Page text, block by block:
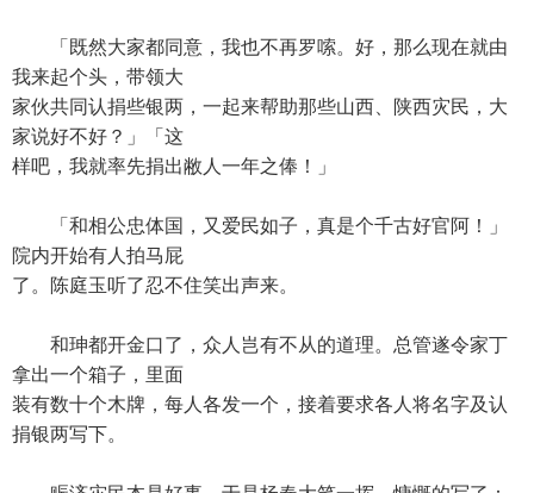
「既然大家都同意，我也不再罗嗦。好，那么现在就由
我来起个头，带领大
家伙共同认捐些银两，一起来帮助那些山西、陕西灾民，大
家说好不好？」「这
样吧，我就率先捐出敝人一年之俸！」
「和相公忠体国，又爱民如子，真是个千古好官阿！」
院内开始有人拍马屁
了。陈庭玉听了忍不住笑出声来。
和珅都开金口了，众人岂有不从的道理。总管遂令家丁
拿出一个箱子，里面
装有数十个木牌，每人各发一个，接着要求各人将名字及认
捐银两写下。